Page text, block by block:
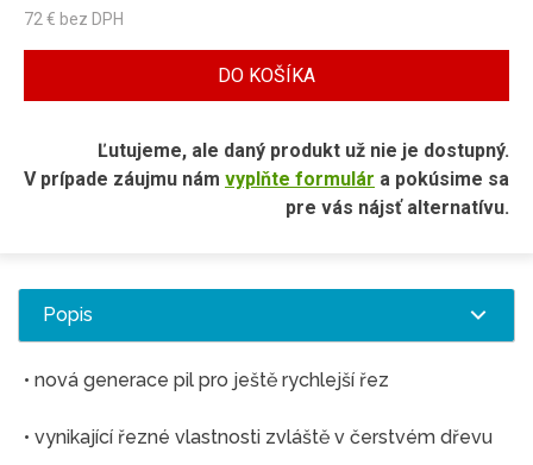
72 € bez DPH
DO KOŠÍKA
Ľutujeme, ale daný produkt už nie je dostupný.
V prípade záujmu nám vyplňte formulár a pokúsime sa
pre vás nájsť alternatívu.
Popis
• nová generace pil pro ještě rychlejší řez
• vynikající řezné vlastnosti zvláště v čerstvém dřevu